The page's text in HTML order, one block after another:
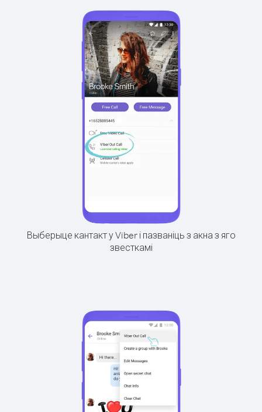
Выберыце кантакт у Viber і пазваніць з акна з яго
звесткамі